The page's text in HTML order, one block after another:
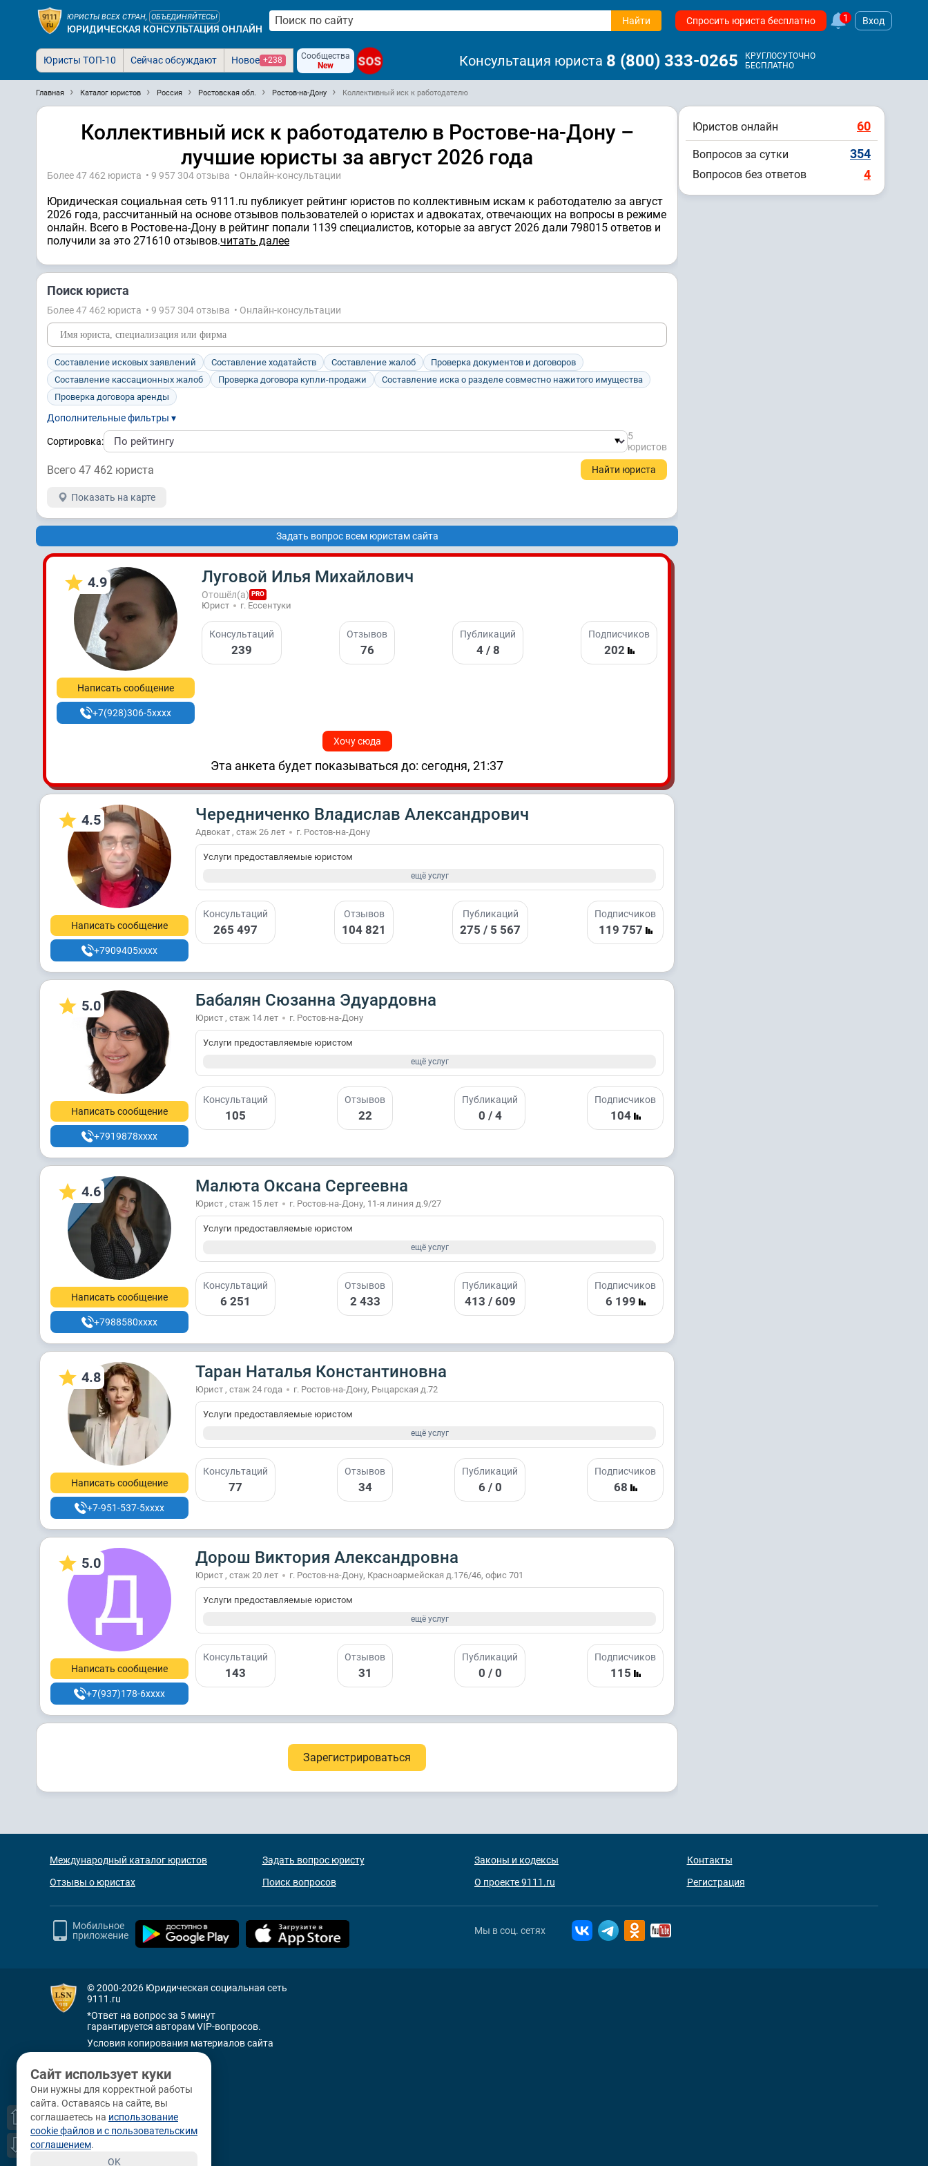
ЮРИСТЫ ВСЕХ СТРАН, ОБЪЕДИНЯЙТЕСЬ!
ЮРИДИЧЕСКАЯ КОНСУЛЬТАЦИЯ ОНЛАЙН
Найти Спросить юриста бесплатно 1 Вход
Юристы ТОП-10 Сейчас обсуждают Новое +238
Сообщества
New
SOS Консультация юриста 8 (800) 333-0265
КРУГЛОСУТОЧНО
БЕСПЛАТНО
Главная Каталог юристов Россия Ростовская обл. Ростов-на-Дону Коллективный иск к работодателю
Коллективный иск к работодателю в Ростове-на-Дону –
лучшие юристы за август 2026 года
Более 47 462 юристa • 9 957 304 отзывa • Онлайн-консультации
Юридическая социальная сеть 9111.ru публикует рейтинг юристов по коллективным искам к работодателю за август
2026 года, рассчитанный на основе отзывов пользователей о юристах и адвокатах, отвечающих на вопросы в режиме
онлайн. Всего в Ростове-на-Дону в рейтинг попали 1139 специалистов, которые за август 2026 дали 798015 ответов и
получили за это 271610 отзывов.читать далее
Поиск юриста
Более 47 462 юристa • 9 957 304 отзывa • Онлайн-консультации
Составление исковых заявлений Составление ходатайств Составление жалоб
Проверка документов и договоров
Составление кассационных жалоб
Проверка договора купли-продажи
Составление иска о разделе совместно нажитого имущества
Проверка договора аренды
Дополнительные фильтры ▾
Сортировка:
5
юристов
Всего 47 462 юристa
Показать на карте
Задать вопрос всем юристам сайта
4.9
Написать сообщение
+7(928)306-5xxxx
Луговой Илья Михайлович
Отошёл(а) PRO
Юрист г. Ессентуки
Консультаций
239
Отзывов
76
Публикаций
4 / 8
Подписчиков
202
Хочу сюда
Эта анкета будет показываться до: сегодня, 21:37
4.5
Написать сообщение
+7909405xxxx
Чередниченко Владислав Александрович
Адвокат , стаж 26 лет г. Ростов-на-Дону
Услуги предоставляемые юристом
ещё услуг
Консультаций
265 497
Отзывов
104 821
Публикаций
275 / 5 567
Подписчиков
119 757
5.0
Написать сообщение
+7919878xxxx
Бабалян Cюзанна Эдуардовна
Юрист , стаж 14 лет г. Ростов-на-Дону
Услуги предоставляемые юристом
ещё услуг
Консультаций
105
Отзывов
22
Публикаций
0 / 4
Подписчиков
104
4.6
Написать сообщение
+7988580xxxx
Малюта Оксана Сергеевна
Юрист , стаж 15 лет г. Ростов-на-Дону, 11-я линия д.9/27
Услуги предоставляемые юристом
ещё услуг
Консультаций
6 251
Отзывов
2 433
Публикаций
413 / 609
Подписчиков
6 199
4.8
Написать сообщение
+7-951-537-5xxxx
Таран Наталья Константиновна
Юрист , стаж 24 годa г. Ростов-на-Дону, Рыцарская д.72
Услуги предоставляемые юристом
ещё услуг
Консультаций
77
Отзывов
34
Публикаций
6 / 0
Подписчиков
68
5.0
Написать сообщение
+7(937)178-6xxxx
Дорош Виктория Александровна
Юрист , стаж 20 лет г. Ростов-на-Дону, Красноармейская д.176/46, офис 701
Услуги предоставляемые юристом
ещё услуг
Консультаций
143
Отзывов
31
Публикаций
0 / 0
Подписчиков
115
Зарегистрироваться
Юристов онлайн 60
Вопросов за сутки 354
Вопросов без ответов 4
Международный каталог юристов
Отзывы о юристах
Задать вопрос юристу
Поиск вопросов
Законы и кодексы
О проекте 9111.ru
Контакты
Регистрация
Мобильное
приложение
Мы в соц. сетях
© 2000-2026 Юридическая социальная сеть
9111.ru
*Ответ на вопрос за 5 минут
гарантируется авторам VIP-вопросов.
Условия копирования материалов сайта
Санкт-Петербург
+7 (812) 336-92-64
наб. р. Фонтанки, д. 59
⇧
⇩
Сайт использует куки
Они нужны для корректной работы
сайта. Оставаясь на сайте, вы
соглашаетесь на использование
cookie файлов и с пользовательским
соглашением.
OK